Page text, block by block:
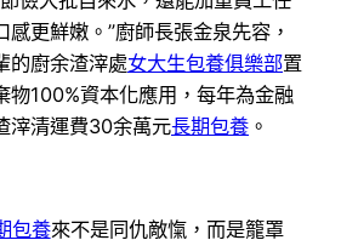
更鮮嫩。”廚師長張金泉先容，
的廚余渣滓處女大生包養俱樂部置
物100%資本化應用，每年為金融
滓清運費30余萬元長期包養 。
包養來不是同仇敵愾，而是籠罩